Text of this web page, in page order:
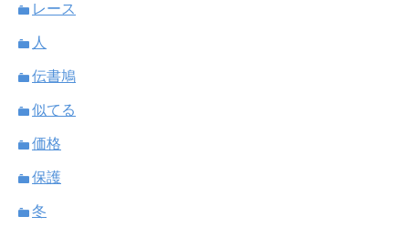
レース
人
伝書鳩
似てる
価格
保護
冬